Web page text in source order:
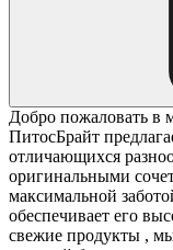
Добро пожаловать в
ПитосБрайт
отличающихся
оригинальными
максимальной
обеспечивает его
свежие продукты ,